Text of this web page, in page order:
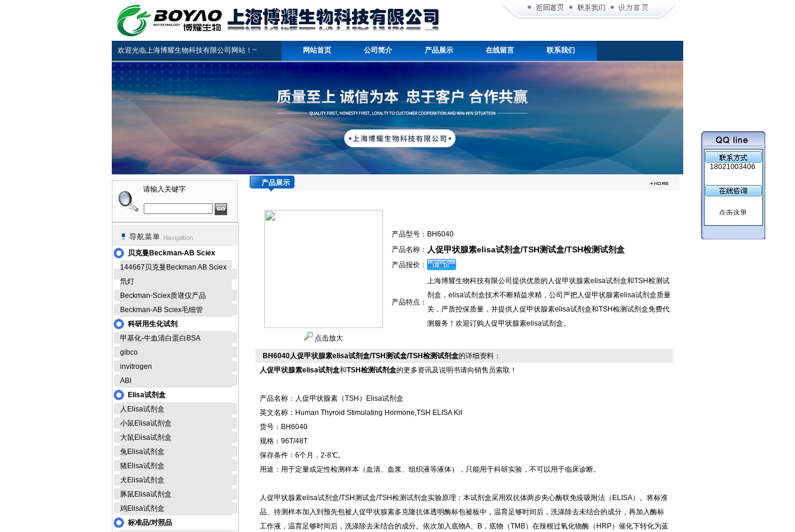
欢迎光临上海博耀生物科技有限公司网站！~ 网站首页 公司简介 产品展示 在线留言 联系我们
18021003406
请输入关键字
贝克曼Beckman-AB Sciex
144667贝克曼Beckman AB Sciex
氘灯
Beckman-Sciex质谱仪产品
Beckman-AB Sciex毛细管
科研用生化试剂
甲基化-牛血清白蛋白BSA
gibco
invitrogen
ABI
Elisa试剂盒
人Elisa试剂盒
小鼠Elisa试剂盒
大鼠Elisa试剂盒
兔Elisa试剂盒
猪Elisa试剂盒
犬Elisa试剂盒
豚鼠Elisa试剂盒
鸡Elisa试剂盒
标准品/对照品
产品展示
点击放大
产品型号： BH6040
产品名称： 人促甲状腺素elisa试剂盒/TSH测试盒/TSH检测试剂盒
产品报价：
产品特点：
上海博耀生物科技有限公司提供优质的人促甲状腺素elisa试剂盒和TSH检测试
剂盒，elisa试剂盒技术不断精益求精，公司严把人促甲状腺素elisa试剂盒质量
关，严质控保质量，并提供人促甲状腺素elisa试剂盒和TSH检测试剂盒免费代
测服务！欢迎订购人促甲状腺素elisa试剂盒。
BH6040人促甲状腺素elisa试剂盒/TSH测试盒/TSH检测试剂盒的详细资料：
人促甲状腺素elisa试剂盒和TSH检测试剂盒的更多资讯及说明书请向销售员索取！
产品名称：人促甲状腺素（TSH）Elisa试剂盒
英文名称：Human Thyroid Stimulating Hormone,TSH ELISA Kit
货号：BH6040
规格：96T/48T
保存条件：6个月，2-8℃。
用途：用于定量或定性检测样本（血清、血浆、组织液等液体），只能用于科研实验，不可以用于临床诊断。
人促甲状腺素elisa试剂盒/TSH测试盒/TSH检测试剂盒实验原理：本试剂盒采用双抗体两步夹心酶联免疫吸附法（ELISA）。将标准
品、待测样本加入到预先包被人促甲状腺素多克隆抗体透明酶标包被板中，温育足够时间后，洗涤除去未结合的成分，再加入酶标
工作液，温育足够时间后，洗涤除去未结合的成分。依次加入底物A、B，底物（TMB）在辣根过氧化物酶（HRP）催化下转化为蓝